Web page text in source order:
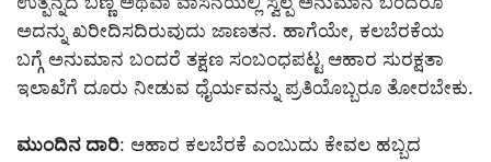
ಅದನ್ನು ಖರೀದಿಸದಿರುವುದು ಜಾಣತನ. ಹಾಗೆಯೇ, ಕಲಬೆರಕೆಯ
ಬಗ್ಗೆ ಅನುಮಾನ ಬಂದರೆ ತಕ್ಷಣ ಸಂಬಂಧಪಟ್ಟ ಆಹಾರ ಸುರಕ್ಷತಾ
ಇಲಾಖೆಗೆ ದೂರು ನೀಡುವ ಧೈರ್ಯವನ್ನು ಪ್ರತಿಯೊಬ್ಬರೂ ತೋರಬೇಕು.
ಮುಂದಿನ ದಾರಿ: ಆಹಾರ ಕಲಬೆರಕೆ ಎಂಬುದು ಕೇವಲ ಹಬ್ಬದ